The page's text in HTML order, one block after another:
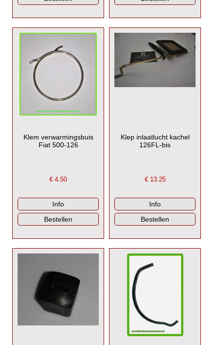
Klem verwarmingsbuis
Fiat 500-126
€4.50
Klep inlaatlucht kachel
126FL-bis
€ 13.25